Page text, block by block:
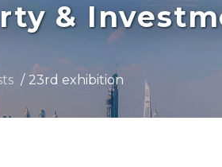
&
23rd exhibition